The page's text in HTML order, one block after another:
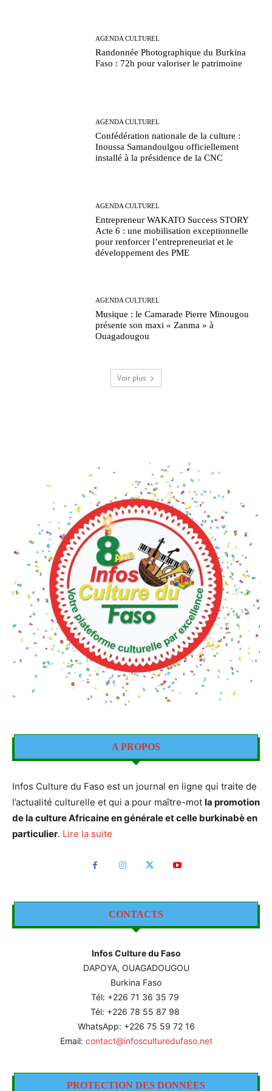
AGENDA CULTUREL
Randonnée Photographique du Burkina
Faso : 72h pour valoriser le patrimoine
AGENDA CULTUREL
Confédération nationale de la culture :
Inoussa Samandoulgou officiellement
installé à la présidence de la CNC
AGENDA CULTUREL
Entrepreneur WAKATO Success STORY
Acte 6 : une mobilisation exceptionnelle
pour renforcer l’entrepreneuriat et le
développement des PME
AGENDA CULTUREL
Musique : le Camarade Pierre Minougou
présente son maxi « Zanma » à
Ouagadougou
Voir plus
A PROPOS
Infos Culture du Faso est un journal en ligne qui traite de
l’actualité culturelle et qui a pour maître-mot la promotion
de la culture Africaine en générale et celle burkinabè en
particulier. Lire la suite
CONTACTS
Infos Culture du Faso
DAPOYA, OUAGADOUGOU
Burkina Faso
Tél: +226 71 36 35 79
Tél: +226 78 55 87 98
WhatsApp: +226 75 59 72 16
Email: contact@infosculturedufaso.net
PROTECTION DES DONNÉES